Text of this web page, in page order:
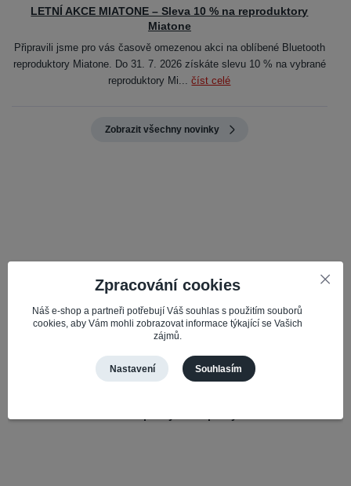
LETNÍ AKCE MIATONE – Sleva 10 % na reproduktory
Miatone
Připravili jsme pro vás časově omezenou akci na oblíbené Bluetooth
reproduktory Miatone. Do 31. 7. 2026 získáte slevu 10 % na vybrané
reproduktory Mi...číst celé
Zobrazit všechny novinky
Nabízené servisní díly jsou pečlivě vybírány pro kvalitu a
spolehlivost, což zajišťuje optimální výkon vašeho mobilu.
Široký výběr a kompatibilita
Zpracování cookies
Náš e-shop a partneři potřebují Váš souhlas s použitím souborů
cookies, aby Vám mohli zobrazovat informace týkající se Vašich
zájmů.
Nastavení Souhlasím